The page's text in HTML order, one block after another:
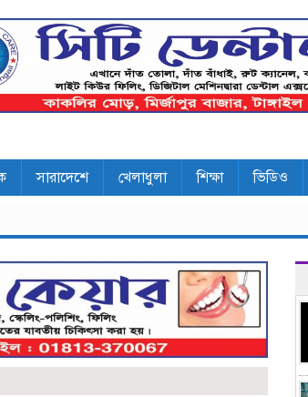
সারাদেশে খেলাধুলা শিক্ষা ভিডিও